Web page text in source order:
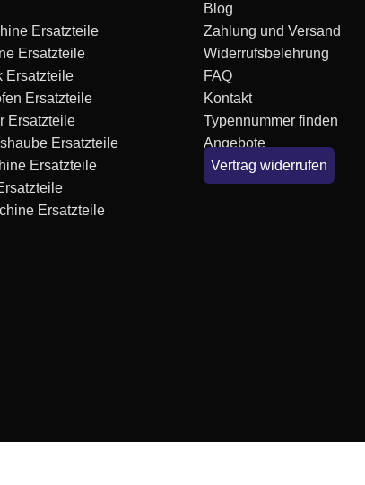
Ersatzteile
Ersatzteile
Ersatzteile
Ersatzteile
Ersatzteile
Ersatzteile
Ersatzteile
Ersatzteile
Blog
Zahlung und Versand
Widerrufsbelehrung
FAQ
Kontakt
Typennummer finden
Angebote
Vertrag widerrufen